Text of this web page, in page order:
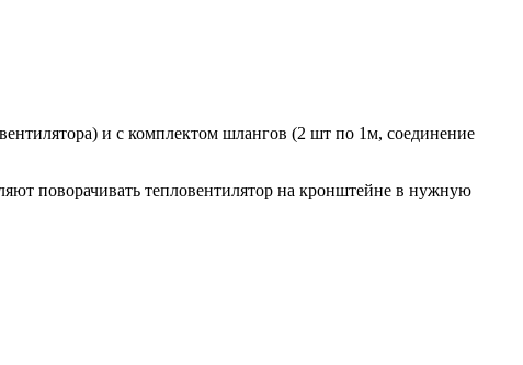
и с комплектом шлангов (2 шт по 1м, соединение
поворачивать тепловентилятор на кронштейне в нужную